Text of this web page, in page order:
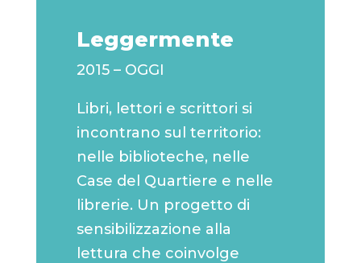
Leggermente
2015 – OGGI
Libri, lettori e scrittori si
incontrano sul territorio:
nelle biblioteche, nelle
Case del Quartiere e nelle
librerie. Un progetto di
sensibilizzazione alla
lettura che coinvolge